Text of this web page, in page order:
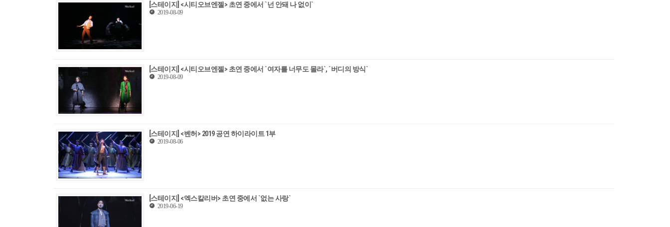
[스테이지] <시티오브엔젤> 초연 중에서 `넌 안돼 나 없이`
2019-08-09
[스테이지] <시티오브엔젤> 초연 중에서 `여자를 너무도 몰라`, `버디의 방식`
2019-08-09
[스테이지] <벤허> 2019 공연 하이라이트 1부
2019-08-06
[스테이지] <엑스칼리버> 초연 중에서 `없는 사랑`
2019-06-19